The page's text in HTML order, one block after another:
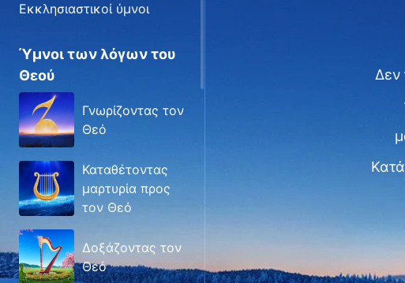
Εκκλησιαστικοί ύμνοι
Ύμνοι των λόγων του
Θεού
Γνωρίζοντας τον
Θεό
Καταθέτοντας
μαρτυρία προς
τον Θεό
Δοξάζοντας τον
Θεό
Δεν